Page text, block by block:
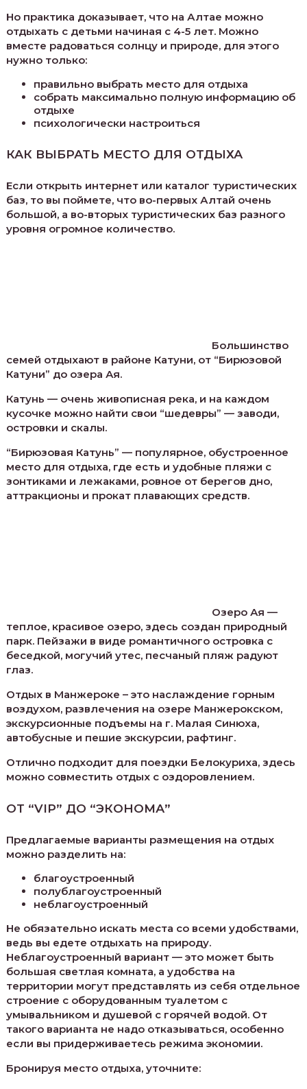
Но практика доказывает, что на Алтае можно
отдыхать с детьми начиная с 4-5 лет. Можно
вместе радоваться солнцу и природе, для этого
нужно только:
правильно выбрать место для отдыха
собрать максимально полную информацию об
отдыхе
психологически настроиться
КАК ВЫБРАТЬ МЕСТО ДЛЯ ОТДЫХА
Если открыть интернет или каталог туристических
баз, то вы поймете, что во-первых Алтай очень
большой, а во-вторых туристических баз разного
уровня огромное количество.
Большинство
семей отдыхают в районе Катуни, от “Бирюзовой
Катуни” до озера Ая.
Катунь — очень живописная река, и на каждом
кусочке можно найти свои “шедевры” — заводи,
островки и скалы.
“Бирюзовая Катунь” — популярное, обустроенное
место для отдыха, где есть и удобные пляжи с
зонтиками и лежаками, ровное от берегов дно,
аттракционы и прокат плавающих средств.
Озеро Ая —
теплое, красивое озеро, здесь создан природный
парк. Пейзажи в виде романтичного островка с
беседкой, могучий утес, песчаный пляж радуют
глаз.
Отдых в Манжероке – это наслаждение горным
воздухом, развлечения на озере Манжерокском,
экскурсионные подъемы на г. Малая Синюха,
автобусные и пешие экскурсии, рафтинг.
Отлично подходит для поездки Белокуриха, здесь
можно совместить отдых с оздоровлением.
ОТ “VIP” ДО “ЭКОНОМА”
Предлагаемые варианты размещения на отдых
можно разделить на:
благоустроенный
полублагоустроенный
неблагоустроенный
Не обязательно искать места со всеми удобствами,
ведь вы едете отдыхать на природу.
Неблагоустроенный вариант — это может быть
большая светлая комната, а удобства на
территории могут представлять из себя отдельное
строение с оборудованным туалетом с
умывальником и душевой с горячей водой. От
такого варианта не надо отказываться, особенно
если вы придерживаетесь режима экономии.
Бронируя место отдыха, уточните: